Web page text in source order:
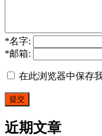
*名字:
*邮箱:
在此浏览器中保存
近期文章